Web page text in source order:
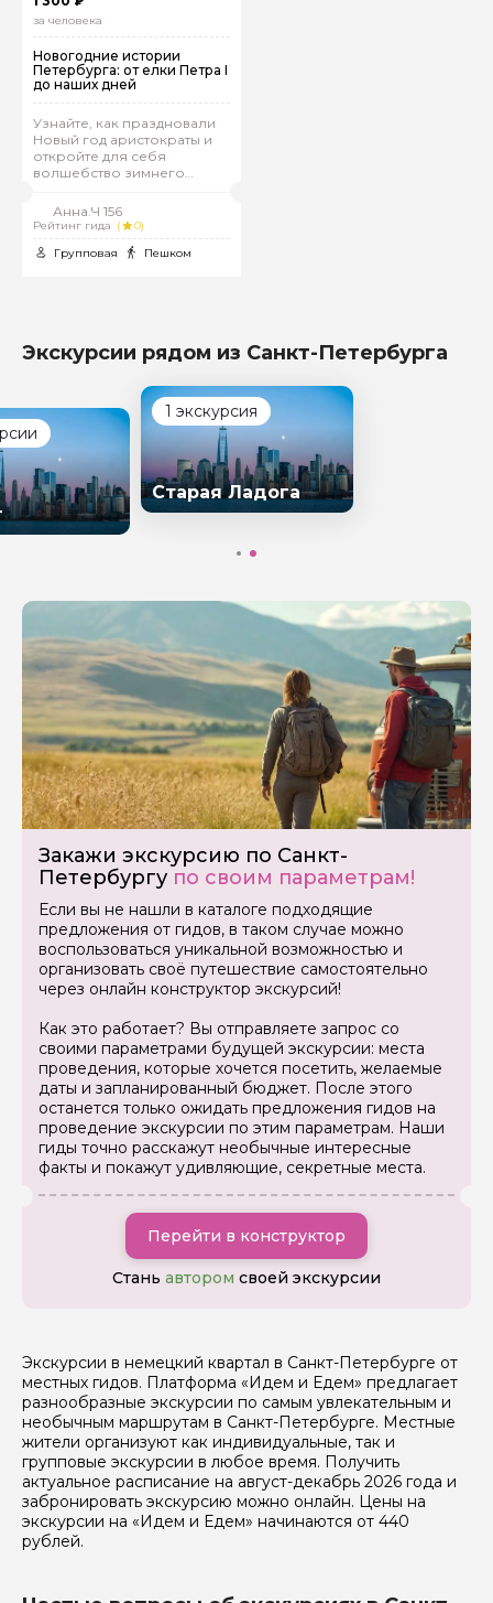
за человека
Новогодние истории
Петербурга: от елки Петра I
до наших дней
Узнайте, как праздновали
Новый год аристократы и
откройте для себя
волшебство зимнего
Анна.Ч 156
Рейтинг гида (
0)
Групповая
Пешком
Экскурсии рядом из Санкт-Петербурга
1 экскурсия
Старая Ладога
Закажи экскурсию по Санкт-
Петербургу по своим параметрам!
Если вы не нашли в каталоге подходящие
предложения от гидов, в таком случае можно
воспользоваться уникальной возможностью и
организовать своё путешествие самостоятельно
через онлайн конструктор экскурсий!
Как это работает? Вы отправляете запрос со
своими параметрами будущей экскурсии: места
проведения, которые хочется посетить, желаемые
даты и запланированный бюджет. После этого
останется только ожидать предложения гидов на
проведение экскурсии по этим параметрам. Наши
гиды точно расскажут необычные интересные
факты и покажут удивляющие, секретные места.
Перейти в конструктор
Стань автором своей экскурсии
Экскурсии в немецкий квартал в Санкт-Петербурге от
местных гидов. Платформа «Идем и Едем» предлагает
разнообразные экскурсии по самым увлекательным и
необычным маршрутам в Санкт-Петербурге. Местные
жители организуют как индивидуальные, так и
групповые экскурсии в любое время. Получить
актуальное расписание на август-декабрь 2026 года и
забронировать экскурсию можно онлайн. Цены на
экскурсии на «Идем и Едем» начинаются от 440
рублей.
Задайте свой вопрос гиду
Как вас зовут
Ваша электронная почта